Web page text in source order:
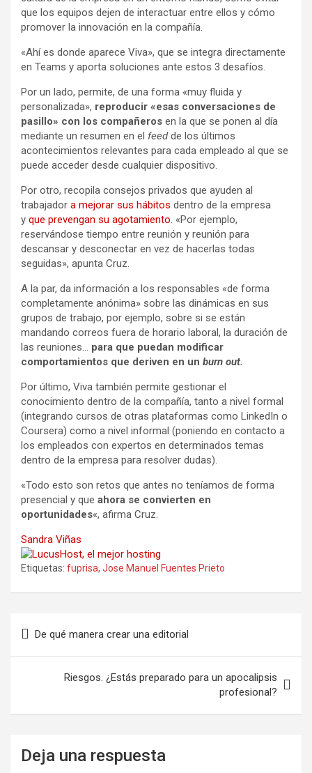
que los equipos dejen de interactuar entre ellos y cómo
promover la innovación en la compañía.
«Ahí es donde aparece Viva», que se integra directamente
en Teams y aporta soluciones ante estos 3 desafíos.
Por un lado, permite, de una forma «muy fluida y
personalizada», reproducir «esas conversaciones de
pasillo» con los compañeros en la que se ponen al día
mediante un resumen en el feedde los últimos
acontecimientos relevantes para cada empleado al que se
puede acceder desde cualquier dispositivo.
Por otro, recopila consejos privados que ayuden al
trabajador a mejorar sus hábitos dentro de la empresa
y que prevengan su agotamiento. «Por ejemplo,
reservándose tiempo entre reunión y reunión para
descansar y desconectar en vez de hacerlas todas
seguidas», apunta Cruz.
A la par, da información a los responsables «de forma
completamente anónima» sobre las dinámicas en sus
grupos de trabajo, por ejemplo, sobre si se están
mandando correos fuera de horario laboral, la duración de
las reuniones… para que puedan modificar
comportamientos que deriven en un burn out.
Por último, Viva también permite gestionar el
conocimiento dentro de la compañía, tanto a nivel formal
(integrando cursos de otras plataformas como LinkedIn o
Coursera) como a nivel informal (poniendo en contacto a
los empleados con expertos en determinados temas
dentro de la empresa para resolver dudas).
«Todo esto son retos que antes no teníamos de forma
presencial y que ahora se convierten en
oportunidades«, afirma Cruz.
Sandra Viñas
Etiquetas: fuprisa, Jose Manuel Fuentes Prieto
Navegación
entradas
De qué manera crear una editorial
Riesgos. ¿Estás preparado para un apocalipsis
profesional?
Deja una respuesta